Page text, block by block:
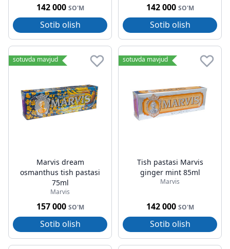
142 000 SO'M
Sotib olish
142 000 SO'M
Sotib olish
sotuvda mavjud
Marvis dream
osmanthus tish pastasi
75ml
Marvis
157 000 SO'M
Sotib olish
sotuvda mavjud
Tish pastasi Marvis
ginger mint 85ml
Marvis
142 000 SO'M
Sotib olish